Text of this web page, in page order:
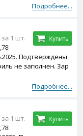
Подробнее...
Подтверждены
не заполнен. Зар
Подробнее...
1 шт.
Купить
1 шт.
Купить